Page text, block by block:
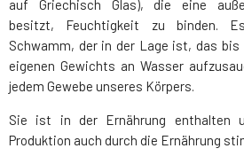
auf Griechisch Glas), die eine
besitzt, Feuchtigkeit zu binden.
Schwamm, der in der Lage ist, das
eigenen Gewichts an Wasser
jedem Gewebe unseres Körpers.
Sie ist in der Ernährung enthalten
Produktion auch durch die Ernährung